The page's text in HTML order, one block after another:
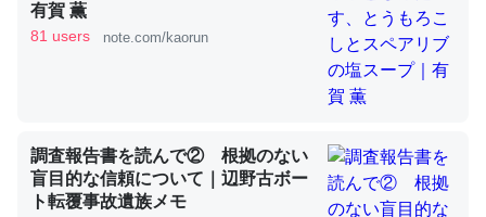
これを元に考えるとカルシウムを大量に使う脊椎動物と貝
類は苦労してるんだな…。腹足類だと殻を無くしてナメク
有賀 薫
81 users note.com/kaorun
調査報告書を読んで② 根拠のない
盲目的な信頼について｜辺野古ボー
ト転覆事故遺族メモ